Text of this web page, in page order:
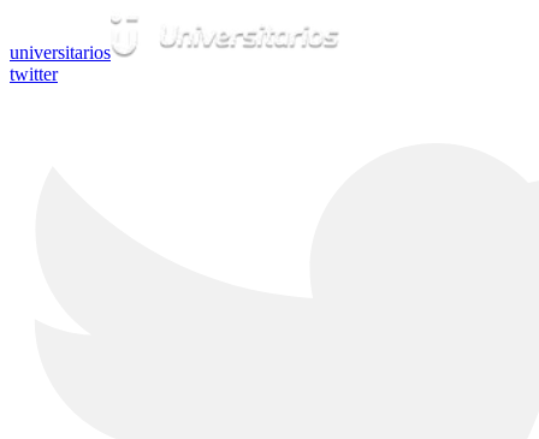
universitarios
twitter